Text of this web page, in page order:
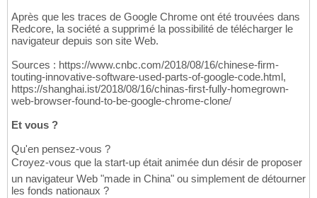
Après que les traces de Google Chrome ont été trouvées dans
Redcore, la société a supprimé la possibilité de télécharger le
navigateur depuis son site Web.
Sources : https://www.cnbc.com/2018/08/16/chinese-firm-
touting-innovative-software-used-parts-of-google-code.html,
https://shanghai.ist/2018/08/16/chinas-first-fully-homegrown-
web-browser-found-to-be-google-chrome-clone/
Et vous ?
Qu'en pensez-vous ?
Croyez-vous que la start-up était animée dun désir de proposer
un navigateur Web "made in China" ou simplement de détourner
les fonds nationaux ?